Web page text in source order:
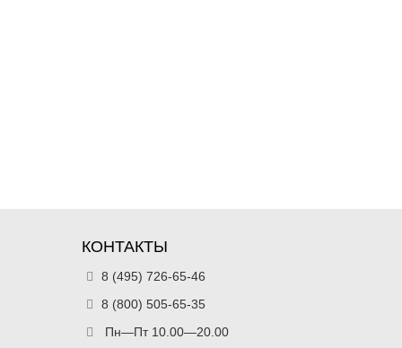
КОНТАКТЫ
8 (495) 726-65-46
8 (800) 505-65-35
Пн—Пт 10.00—20.00